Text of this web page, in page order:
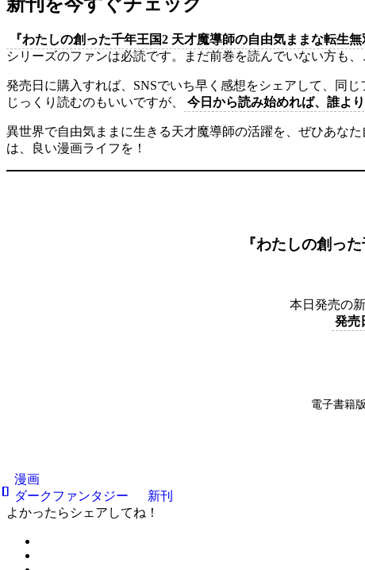
『わたしの創った千年王国2 天才魔導師の自由気ままな転生無
シリーズのファンは必読です。まだ前巻を読んでいない方も
発売日に購入すれば、SNSでいち早く感想をシェアして、同
じっくり読むのもいいですが、
今日から読み始めれば、誰よ
異世界で自由気ままに生きる天才魔導師の活躍を、ぜひあな
は、良い漫画ライフを！
『わたしの創っ
本日発売の
発売
電子書籍
漫画
ダークファンタジー
新刊
よかったらシェアしてね！